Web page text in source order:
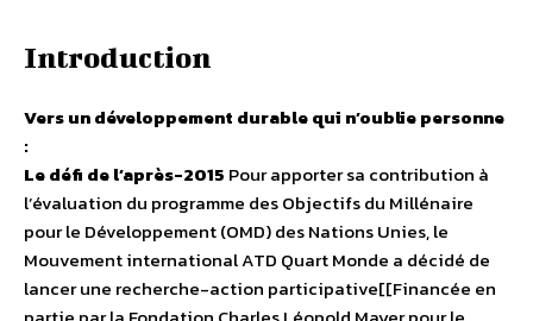
Introduction
Vers un développement durable qui n’oublie personne
:
Le défi de l’après-2015 Pour apporter sa contribution à
l’évaluation du programme des Objectifs du Millénaire
pour le Développement (OMD) des Nations Unies, le
Mouvement international ATD Quart Monde a décidé de
lancer une recherche-action participative[[Financée en